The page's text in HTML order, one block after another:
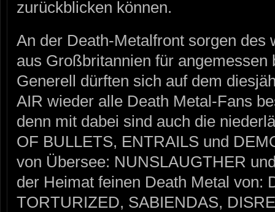
zurückblicken können.
An der Death-Metalfront sorgen des
aus Großbritannien für angemessen
Generell dürften sich auf dem
AIR wieder alle Death Metal-Fans
denn mit dabei sind auch die
OF BULLETS, ENTRAILS und
von Übersee: NUNSLAUGTHER
der Heimat feinen Death Metal von:
TORTURIZED, SABIENDAS,